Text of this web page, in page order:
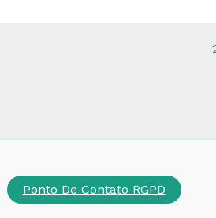
Ponto De Contato RGPD